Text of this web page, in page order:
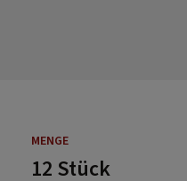
MENGE
12 Stück